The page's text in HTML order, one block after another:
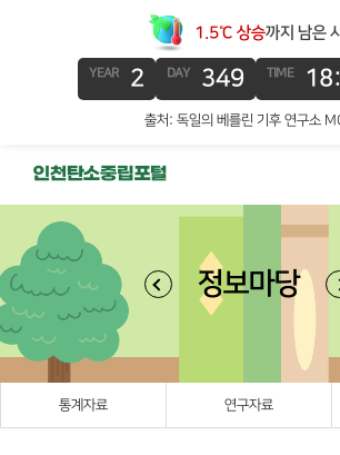
1.5℃ 상승까지 남은
YEAR 2 DAY 349 TIME
출처: 독일의 베를린 기후 연구소
정보마당
통계자료 연구자료